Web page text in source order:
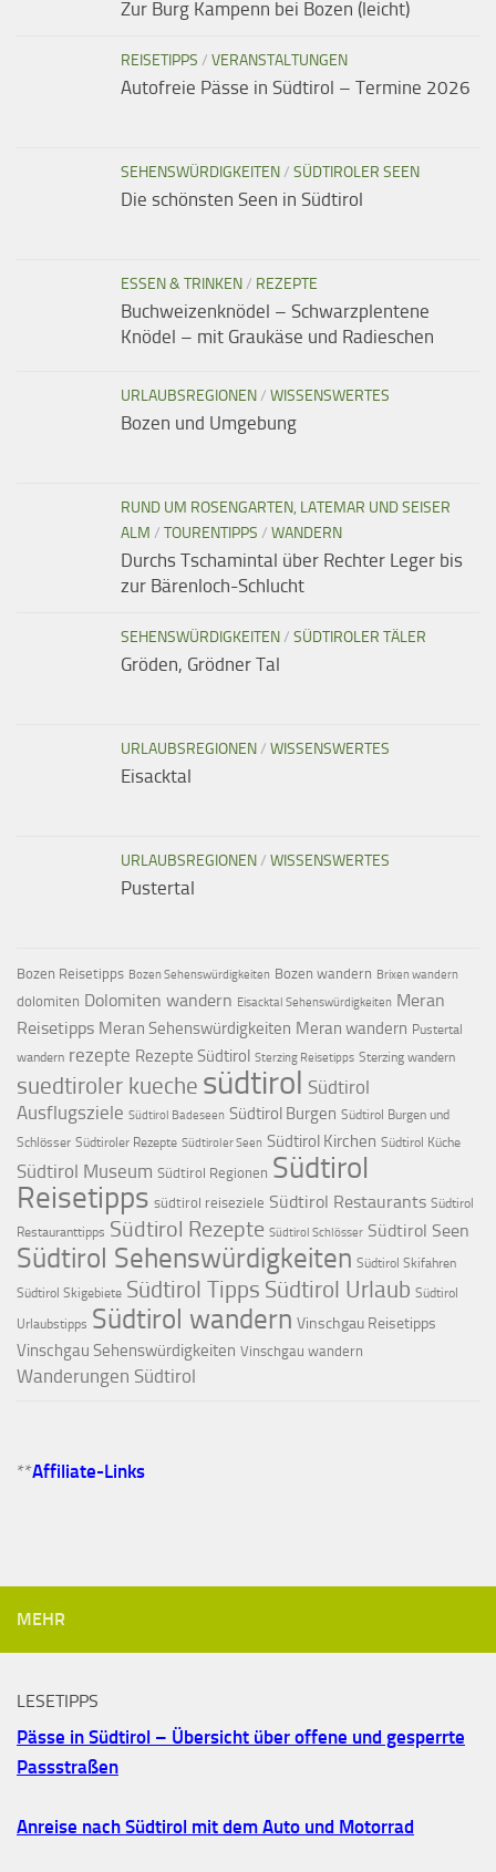
Zur Burg Kampenn bei Bozen (leicht)
REISETIPPS / VERANSTALTUNGEN
Autofreie Pässe in Südtirol – Termine 2026
SEHENSWÜRDIGKEITEN/ SÜDTIROLER SEEN
Die schönsten Seen in Südtirol
ESSEN & TRINKEN/ REZEPTE
Buchweizenknödel – Schwarzplentene
Knödel – mit Graukäse und Radieschen
URLAUBSREGIONEN/ WISSENSWERTES
Bozen und Umgebung
RUND UM ROSENGARTEN, LATEMAR UND SEISER
ALM / TOURENTIPPS / WANDERN
Durchs Tschamintal über Rechter Leger bis
zur Bärenloch-Schlucht
SEHENSWÜRDIGKEITEN/ SÜDTIROLER TÄLER
Gröden, Grödner Tal
URLAUBSREGIONEN/ WISSENSWERTES
Eisacktal
URLAUBSREGIONEN/ WISSENSWERTES
Pustertal
Bozen Reisetipps Bozen Sehenswürdigkeiten Bozen wandern Brixen wandern
dolomiten Dolomiten wandern Eisacktal Sehenswürdigkeiten Meran
Reisetipps Meran Sehenswürdigkeiten Meran wandern Pustertal
wandern rezepte Rezepte Südtirol Sterzing Reisetipps Sterzing wandern
suedtiroler kueche südtirol Südtirol
Ausflugsziele Südtirol Badeseen Südtirol Burgen Südtirol Burgen und
Schlösser Südtiroler Rezepte Südtiroler Seen Südtirol Kirchen Südtirol Küche
Südtirol Museum Südtirol Regionen Südtirol
Reisetipps südtirol reiseziele Südtirol Restaurants Südtirol
Restauranttipps Südtirol Rezepte Südtirol Schlösser Südtirol Seen
Südtirol Sehenswürdigkeiten Südtirol Skifahren
Südtirol Skigebiete Südtirol Tipps Südtirol Urlaub Südtirol
Urlaubstipps Südtirol wandern Vinschgau Reisetipps
Vinschgau Sehenswürdigkeiten Vinschgau wandern
Wanderungen Südtirol
**Affiliate-Links
MEHR
LESETIPPS
Pässe in Südtirol – Übersicht über offene und gesperrte
Passstraßen
Anreise nach Südtirol mit dem Auto und Motorrad